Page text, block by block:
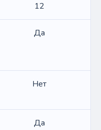
12
Да
Нет
Да